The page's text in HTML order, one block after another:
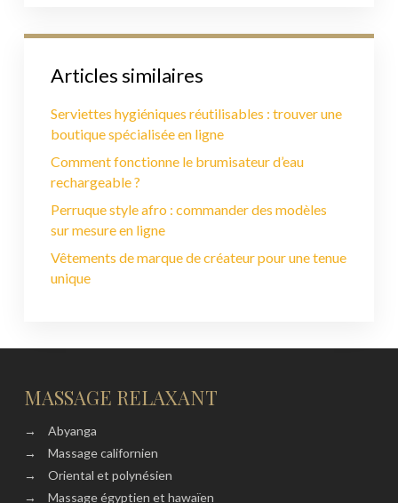
Articles similaires
Serviettes hygiéniques réutilisables : trouver une
boutique spécialisée en ligne
Comment fonctionne le brumisateur d’eau
rechargeable ?
Perruque style afro : commander des modèles
sur mesure en ligne
Vêtements de marque de créateur pour une tenue
unique
MASSAGE RELAXANT
→
Abyanga
→
Massage californien
→
Oriental et polynésien
→
Massage égyptien et hawaïen